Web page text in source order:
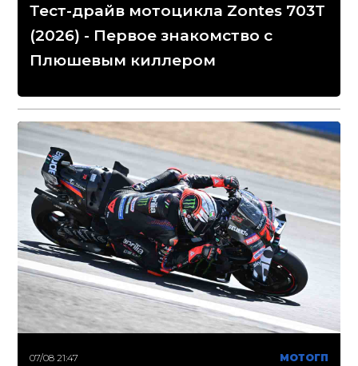
Тест-драйв мотоцикла Zontes 703T
(2026) - Первое знакомство с
Плюшевым киллером
07/08 21:47 МОТОГП